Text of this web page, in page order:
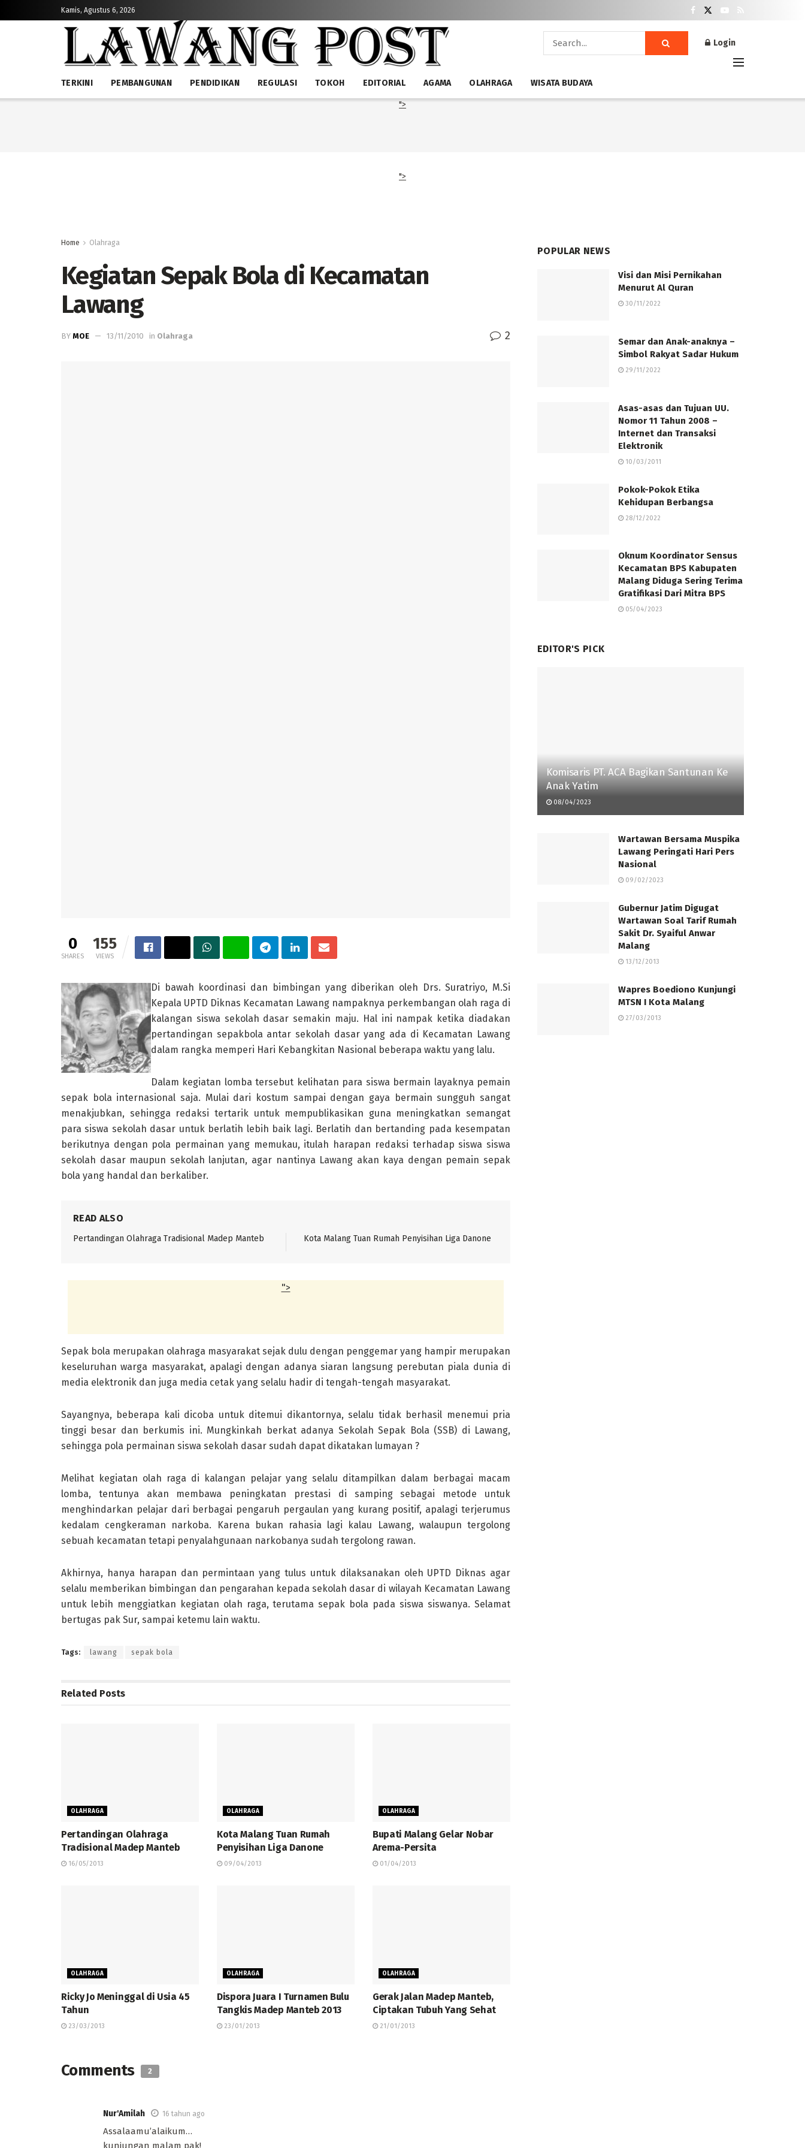
Kamis, Agustus 6, 2026
Login
TERKINI PEMBANGUNAN PENDIDIKAN REGULASI TOKOH EDITORIAL AGAMA OLAHRAGA WISATA BUDAYA
">
">
Home Olahraga
Kegiatan Sepak Bola di Kecamatan
Lawang
BY MOE 13/11/2010 in Olahraga 2
0
SHARES
155
VIEWS
Di bawah koordinasi dan bimbingan yang diberikan oleh Drs. Suratriyo, M.Si
Kepala UPTD Diknas Kecamatan Lawang nampaknya perkembangan olah raga di
kalangan siswa sekolah dasar semakin maju. Hal ini nampak ketika diadakan
pertandingan sepakbola antar sekolah dasar yang ada di Kecamatan Lawang
dalam rangka memperi Hari Kebangkitan Nasional beberapa waktu yang lalu.
Dalam kegiatan lomba tersebut kelihatan para siswa bermain layaknya pemain
sepak bola internasional saja. Mulai dari kostum sampai dengan gaya bermain sungguh sangat
menakjubkan, sehingga redaksi tertarik untuk mempublikasikan guna meningkatkan semangat
para siswa sekolah dasar untuk berlatih lebih baik lagi. Berlatih dan bertanding pada kesempatan
berikutnya dengan pola permainan yang memukau, itulah harapan redaksi terhadap siswa siswa
sekolah dasar maupun sekolah lanjutan, agar nantinya Lawang akan kaya dengan pemain sepak
bola yang handal dan berkaliber.
READ ALSO
Pertandingan Olahraga Tradisional Madep Manteb Kota Malang Tuan Rumah Penyisihan Liga Danone
">
Sepak bola merupakan olahraga masyarakat sejak dulu dengan penggemar yang hampir merupakan
keseluruhan warga masyarakat, apalagi dengan adanya siaran langsung perebutan piala dunia di
media elektronik dan juga media cetak yang selalu hadir di tengah-tengah masyarakat.
Sayangnya, beberapa kali dicoba untuk ditemui dikantornya, selalu tidak berhasil menemui pria
tinggi besar dan berkumis ini. Mungkinkah berkat adanya Sekolah Sepak Bola (SSB) di Lawang,
sehingga pola permainan siswa sekolah dasar sudah dapat dikatakan lumayan ?
Melihat kegiatan olah raga di kalangan pelajar yang selalu ditampilkan dalam berbagai macam
lomba, tentunya akan membawa peningkatan prestasi di samping sebagai metode untuk
menghindarkan pelajar dari berbagai pengaruh pergaulan yang kurang positif, apalagi terjerumus
kedalam cengkeraman narkoba. Karena bukan rahasia lagi kalau Lawang, walaupun tergolong
sebuah kecamatan tetapi penyalahgunaan narkobanya sudah tergolong rawan.
Akhirnya, hanya harapan dan permintaan yang tulus untuk dilaksanakan oleh UPTD Diknas agar
selalu memberikan bimbingan dan pengarahan kepada sekolah dasar di wilayah Kecamatan Lawang
untuk lebih menggiatkan kegiatan olah raga, terutama sepak bola pada siswa siswanya. Selamat
bertugas pak Sur, sampai ketemu lain waktu.
Tags: lawang sepak bola
Related Posts
OLAHRAGA
Pertandingan Olahraga
Tradisional Madep Manteb
16/05/2013
OLAHRAGA
Kota Malang Tuan Rumah
Penyisihan Liga Danone
09/04/2013
OLAHRAGA
Bupati Malang Gelar Nobar
Arema-Persita
01/04/2013
OLAHRAGA
Ricky Jo Meninggal di Usia 45
Tahun
23/03/2013
OLAHRAGA
Dispora Juara I Turnamen Bulu
Tangkis Madep Manteb 2013
23/01/2013
OLAHRAGA
Gerak Jalan Madep Manteb,
Ciptakan Tubuh Yang Sehat
21/01/2013
Comments 2
Nur'Amilah 16 tahun ago
Assalaamu’alaikum…
kunjungan malam pak!
POPULAR NEWS
Visi dan Misi Pernikahan
Menurut Al Quran
30/11/2022
Semar dan Anak-anaknya –
Simbol Rakyat Sadar Hukum
29/11/2022
Asas-asas dan Tujuan UU.
Nomor 11 Tahun 2008 –
Internet dan Transaksi
Elektronik
10/03/2011
Pokok-Pokok Etika
Kehidupan Berbangsa
28/12/2022
Oknum Koordinator Sensus
Kecamatan BPS Kabupaten
Malang Diduga Sering Terima
Gratifikasi Dari Mitra BPS
05/04/2023
EDITOR'S PICK
Komisaris PT. ACA Bagikan Santunan Ke
Anak Yatim
08/04/2023
Wartawan Bersama Muspika
Lawang Peringati Hari Pers
Nasional
09/02/2023
Gubernur Jatim Digugat
Wartawan Soal Tarif Rumah
Sakit Dr. Syaiful Anwar
Malang
13/12/2013
Wapres Boediono Kunjungi
MTSN I Kota Malang
27/03/2013